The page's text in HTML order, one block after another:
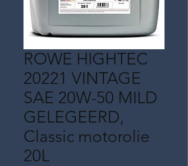
ROWE HIGHTEC
20221 VINTAGE
SAE 20W-50 MILD
GELEGEERD,
Classic motorolie
20L